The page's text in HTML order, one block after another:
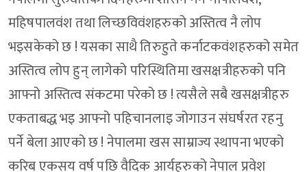
महिषपालवंश तथा लिच्छविवंशहरुको अस्तित्व नै लोप
भइसकेको छ ! यसका साथै तिरुहुते कर्नाटकवंशहरुको समेत
अस्तित्व लोप हुन् लागेको परिस्थितिमा खसक्षत्रीहरुको पनि
आफ्नो अस्तित्व संकटमा परेको छ ! त्यसैले सबै खसक्षत्रीहरु
एकताबद्ध भइ आफ्नो पहिचानलाइ जोगाउन संघर्षरत रहनु
पर्ने बेला आएको छ ! नेपालमा खस साम्राज्य स्थापना भएको
करिब एकसय वर्ष पछि वैदिक आर्यहरुको नेपाल प्रवेश